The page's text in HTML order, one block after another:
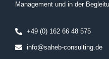
Management und in der
+49 (0) 162 66 48 575
info@saheb-consulting.de